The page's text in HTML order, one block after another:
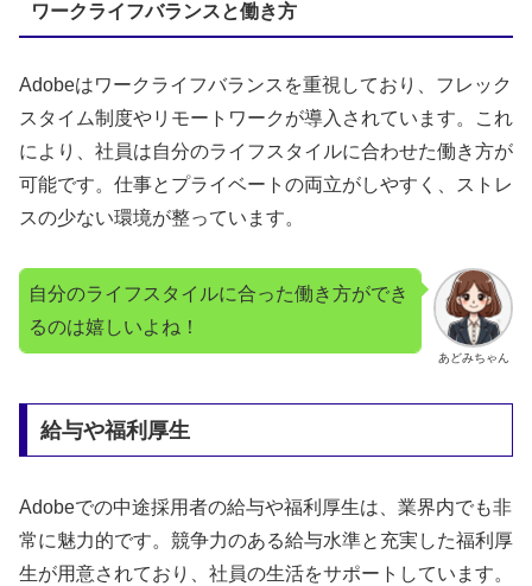
ワークライフバランスと働き方
Adobeはワークライフバランスを重視しており、フレック
スタイム制度やリモートワークが導入されています。これ
により、社員は自分のライフスタイルに合わせた働き方が
可能です。仕事とプライベートの両立がしやすく、ストレ
スの少ない環境が整っています。
あどみちゃん
自分のライフスタイルに合った働き方ができ
るのは嬉しいよね！
給与や福利厚生
Adobeでの中途採用者の給与や福利厚生は、業界内でも非
常に魅力的です。競争力のある給与水準と充実した福利厚
生が用意されており、社員の生活をサポートしています。